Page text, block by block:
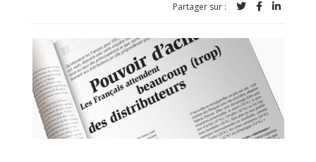
TEST DE POTENTIEL / INNOVATION
TEST DE PACKAGING
MESURE D’EFFICACITÉ
EFFICACITÉ MEDIA
TEST EFFICACITÉ MEDIA
Partager sur :